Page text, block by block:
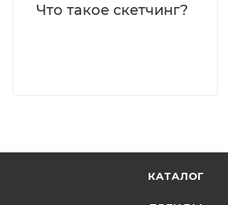
Что такое скетчинг?
КАТАЛОГ